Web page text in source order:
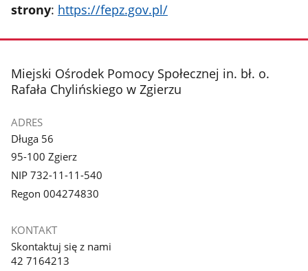
strony: https://fepz.gov.pl/
stopka
Miejski Ośrodek Pomocy Społecznej in. bł. o.
Rafała Chylińskiego w Zgierzu
ADRES
Długa 56
95-100 Zgierz
NIP 732-11-11-540
Regon 004274830
KONTAKT
Skontaktuj się z nami
42 7164213